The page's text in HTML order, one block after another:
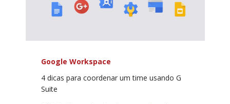
Google Workspace
4 dicas para coordenar um time usando G
Suite